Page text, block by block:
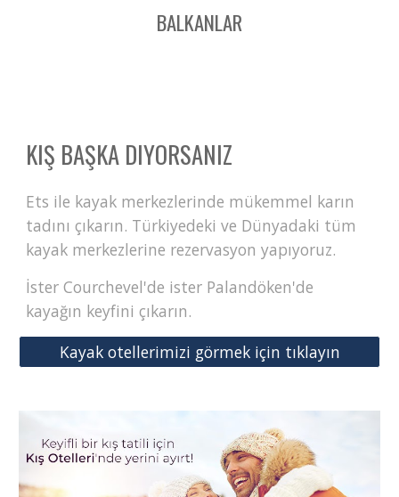
BALKANLAR
KIŞ BAŞKA DIYORSANIZ
Ets ile kayak merkezlerinde mükemmel karın
tadını çıkarın. Türkiyedeki ve Dünyadaki tüm
kayak merkezlerine rezervasyon yapıyoruz.
İster Courchevel'de ister Palandöken'de
kayağın keyfini çıkarın.
Kayak otellerimizi görmek için tıklayın